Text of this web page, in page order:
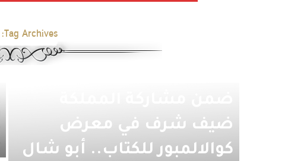
Tag Archives:
ضيف شرف في معرض
كوالالمبور للكتاب.. أبو شال